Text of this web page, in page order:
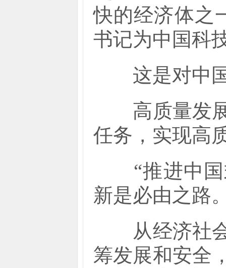
快的经济体之
书记为中国科
这是对中国
高质量发展
任务，实现高
“推进中国
新是必由之路
从经济社会
筹发展和安全